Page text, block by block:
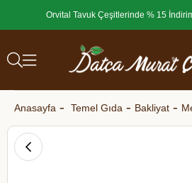
Orvital Tavuk Çeşitlerinde % 15
Anasayfa Temel Gıda Bakliyat